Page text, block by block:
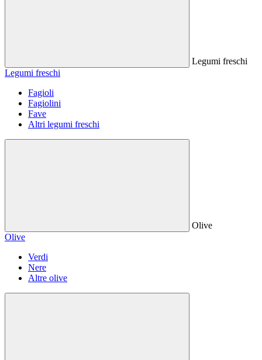
Legumi freschi
Legumi freschi
Fagioli
Fagiolini
Fave
Altri legumi freschi
Olive
Olive
Verdi
Nere
Altre olive